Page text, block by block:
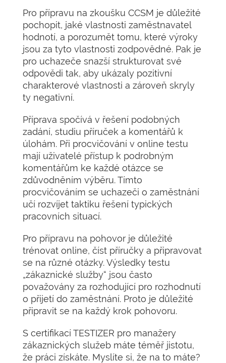
Pro přípravu na zkoušku CCSM je důležité
pochopit, jaké vlastnosti zaměstnavatel
hodnotí, a porozumět tomu, které výroky
jsou za tyto vlastnosti zodpovědné. Pak je
pro uchazeče snazší strukturovat své
odpovědi tak, aby ukázaly pozitivní
charakterové vlastnosti a zároveň skryly
ty negativní.
Příprava spočívá v řešení podobných
zadání, studiu příruček a komentářů k
úlohám. Při procvičování v online testu
mají uživatelé přístup k podrobným
komentářům ke každé otázce se
zdůvodněním výběru. Tímto
procvičováním se uchazeči o zaměstnání
učí rozvíjet taktiku řešení typických
pracovních situací.
Pro přípravu na pohovor je důležité
trénovat online, číst příručky a připravovat
se na různé otázky. Výsledky testu
„zákaznické služby“ jsou často
považovány za rozhodující pro rozhodnutí
o přijetí do zaměstnání. Proto je důležité
připravit se na každý krok pohovoru.
S certifikací TESTIZER pro manažery
zákaznických služeb máte téměř jistotu,
že práci získáte. Myslíte si, že na to máte?